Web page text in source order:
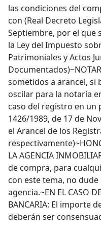
las condiciones del
con (Real Decreto
Septiembre, por el que
la Ley del Impuesto
Patrimoniales y Actos
sometidos a arancel, si
oscilar para la notaría
caso del registro en un
1426/1989, de 17 de
el Arancel de los
LA AGENCIA
de compra, para
con este tema, no
agencia.~EN EL CASO
BANCARIA: El importe
deberán ser